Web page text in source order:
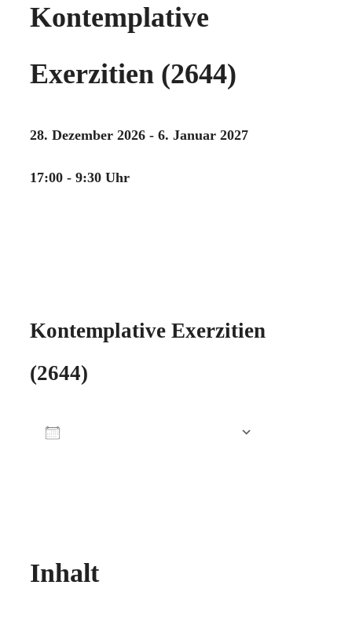
Kontemplative
Exerzitien (2644)
28. Dezember 2026 - 6. Januar 2027
17:00 - 9:30 Uhr
Kontemplative Exerzitien
(2644)
Inhalt